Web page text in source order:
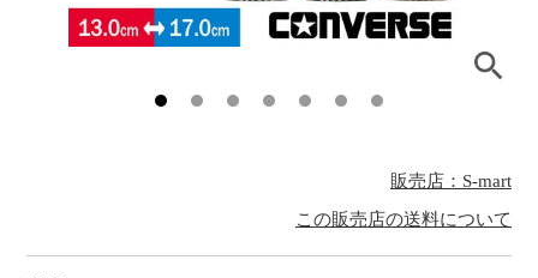
販売店：S-mart
この販売店の送料について